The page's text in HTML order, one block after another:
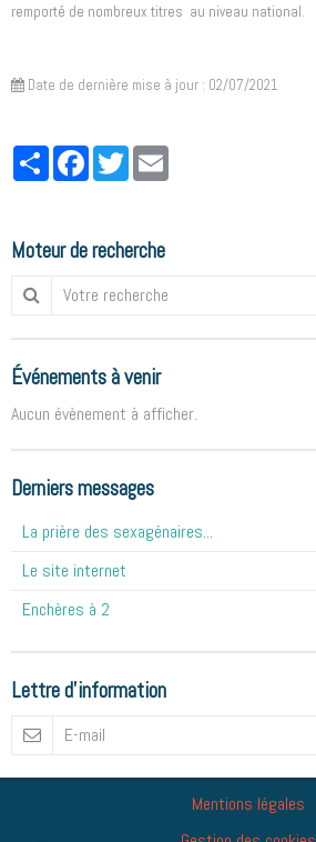
remporté de nombreux titres au niveau national.
Date de dernière mise à jour : 02/07/2021
PartagerFacebookTwitter
Moteur de recherche
Événements à venir
Aucun évènement à afficher.
Derniers messages
La prière des sexagénaires...
Le site internet
Enchères à 2
Lettre d'information
Mentions légales